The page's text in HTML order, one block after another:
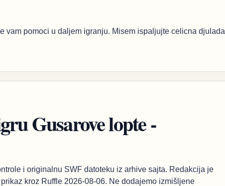
vam pomoci u daljem igranju. Misem ispaljujte celicna djulada
Gusarove lopte -
i originalnu SWF datoteku iz arhive sajta. Redakcija je
kroz Ruffle 2026-08-06. Ne dodajemo izmišljene